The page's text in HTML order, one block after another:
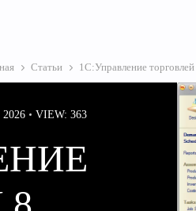
Статьи 1С:Управление
2026 VIEW: 363